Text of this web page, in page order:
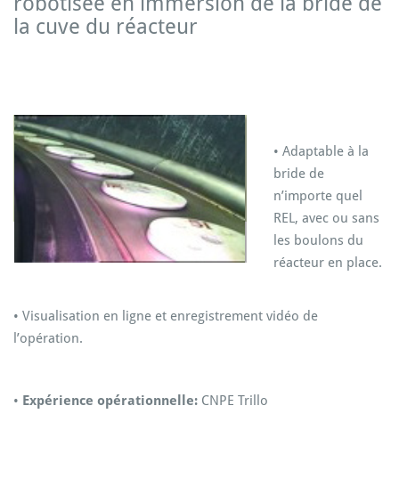
la cuve du réacteur
• Adaptable à la
bride de
n’importe quel
REL, avec ou sans
les boulons du
réacteur en place.
• Visualisation en ligne et enregistrement vidéo de
l’opération.
• Expérience opérationnelle: CNPE Trillo